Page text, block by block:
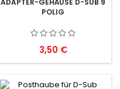
ADAPTER-GEHÄUSE D-SUB 9
POLIG
Preis
3,50 €